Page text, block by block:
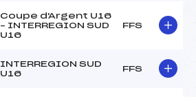
Coupe d'Argent U16
– INTERREGION SUD
U16
FFS
INTERREGION SUD
U16
FFS